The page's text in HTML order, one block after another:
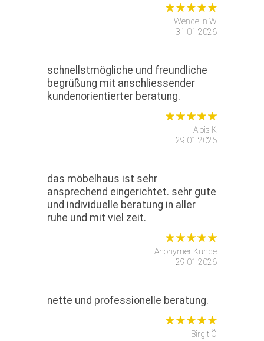
Wendelin W
31.01.2026
schnellstmögliche und freundliche
begrüßung mit anschliessender
kundenorientierter beratung.
Alois K
29.01.2026
das möbelhaus ist sehr
ansprechend eingerichtet. sehr gute
und individuelle beratung in aller
ruhe und mit viel zeit.
Anonymer Kunde
29.01.2026
nette und professionelle beratung.
Birgit Ö